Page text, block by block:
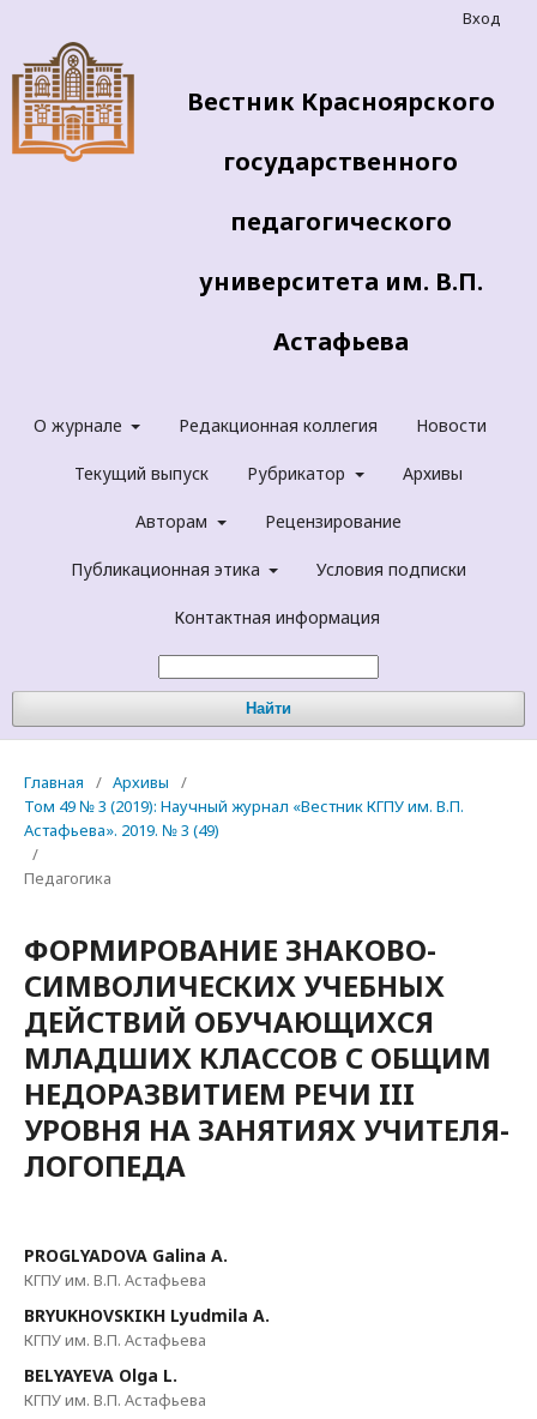
Вестник Красноярского
государственного
педагогического
университета им. В.П.
Астафьева
О журнале Редакционная коллегия Новости
Текущий выпуск Рубрикатор Архивы
Авторам Рецензирование
Публикационная этика Условия подписки
Контактная информация
Найти
Вход
Главная / Архивы
/
Том 49 № 3 (2019): Научный журнал «Вестник КГПУ им. В.П.
Астафьева». 2019. № 3 (49)
/
Педагогика
ФОРМИРОВАНИЕ ЗНАКОВО-
СИМВОЛИЧЕСКИХ УЧЕБНЫХ
ДЕЙСТВИЙ ОБУЧАЮЩИХСЯ
МЛАДШИХ КЛАССОВ С ОБЩИМ
НЕДОРАЗВИТИЕМ РЕЧИ III
УРОВНЯ НА ЗАНЯТИЯХ УЧИТЕЛЯ-
ЛОГОПЕДА
PROGLYADOVA Galina A.
КГПУ им. В.П. Астафьева
BRYUKHOVSKIKH Lyudmila A.
КГПУ им. В.П. Астафьева
BELYAYEVA Olga L.
КГПУ им. В.П. Астафьева